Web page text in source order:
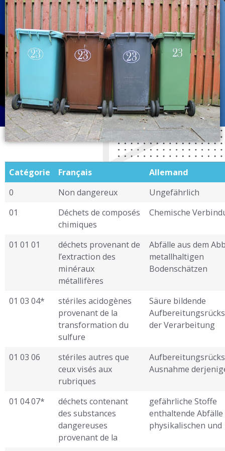
Catégorie Français
Allemand
0
Non dangereux
Ungefährlich
01
Déchets de composés
chimiques
Chemische
01 01 01
déchets provenant de
l’extraction des
minéraux
métallifères
Abfälle aus dem
metallhaltigen
Bodenschätzen
01 03 04*
stériles acidogènes
provenant de la
transformation du
sulfure
Säure bildende
der Verarbeitung
01 03 06
stériles autres que
ceux visés aux
rubriques
Ausnahme
01 04 07*
déchets contenant
des substances
dangereuses
provenant de la
gefährliche Stoffe
enthaltende Abfälle
physikalischen und